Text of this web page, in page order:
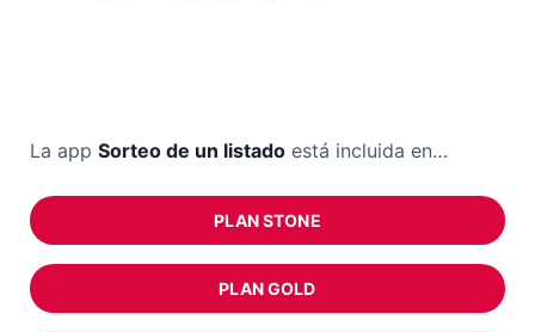
La app Sorteo de un listado está incluida en…
PLAN STONE
PLAN GOLD